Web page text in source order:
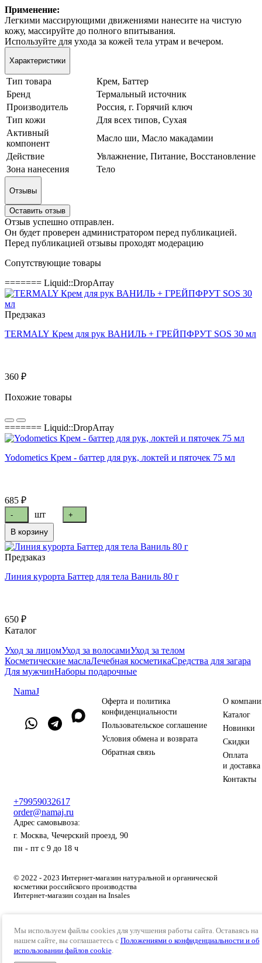
Применение:
Легкими массирующими движениями нанесите на чистую
кожу, массируйте до полного впитывания.
Используйте для ухода за кожей тела утрам и вечером.
Характеристики
Тип товара
Крем, Баттер
Бренд
Термальный источник
Производитель
Россия, г. Горячий ключ
Тип кожи
Для всех типов, Сухая
Активный
компонент
Масло ши, Масло макадамии
Действие
Увлажнение, Питание, Восстановление
Зона нанесения
Тело
Отзывы
Оставить отзыв
Отзыв успешно отправлен.
Он будет проверен администратором перед публикацией.
Перед публикацией отзывы проходят модерацию
Сопутствующие товары
======= Liquid::DropArray
Предзаказ
TERMALY Крем для рук ВАНИЛЬ + ГРЕЙПФРУТ SOS 30 мл
360 ₽
Похожие товары
======= Liquid::DropArray
Yodometics Крем - баттер для рук, локтей и пяточек 75 мл
685 ₽
- шт +
В корзину
Предзаказ
Линия курорта Баттер для тела Ваниль 80 г
650 ₽
Каталог
Уход за лицомУход за волосамиУход за телом
Косметические маслаЛечебная косметикаСредства для загара
Для мужчинНаборы подарочные
NamaJ
Оферта и политика
конфиденциальности
Пользовательское соглашение
Условия обмена и возврата
Обратная связь
О
Каталог
Новинки
Скидки
Оплата
и доставка
Контакты
+79959032617
order@namaj.ru
Адрес самовывоза:
г. Москва, Чечерский проезд, 90
пн - пт с 9 до 18 ч
© 2022 - 2023 Интернет-магазин натуральной и органической
косметики российского производства
Интернет-магазин создан на Insales
Мы используем файлы cookies для улучшения работы сайта. Оставаясь на
нашем сайте, вы соглашаетесь с Положениями о конфиденциальности и об
использовании файлов cookie.